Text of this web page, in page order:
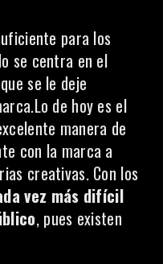
para los
se centra en el
se le deje
de hoy es el
manera de
con la marca a
creativas. Con los
vez más difícil
, pues existen